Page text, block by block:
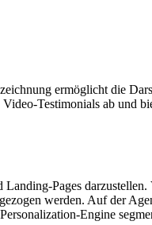
ermöglicht die
Testimonials ab und
Pages
werden. Auf der
Engine